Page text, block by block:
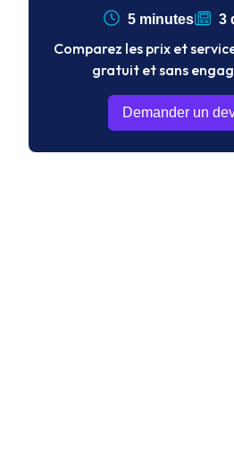
5 minutes 3
Comparez les prix et
gratuit et sans
Demander un